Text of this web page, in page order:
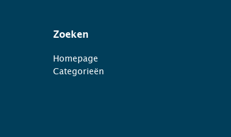
Zoeken
Homepage
Categorieën